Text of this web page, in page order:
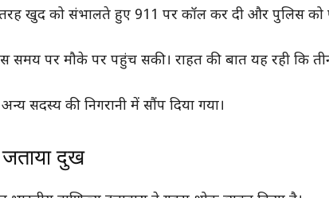
खुद को संभालते हुए 911 पर कॉल कर दी और पुलिस को
पर मौके पर पहुंच सकी। राहत की बात यह रही कि
सदस्य की निगरानी में सौंप दिया गया।
जताया दुख